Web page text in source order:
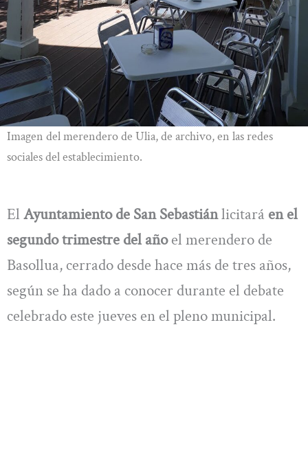
Imagen del merendero de Ulia, de archivo, en las redes
sociales del establecimiento.
El Ayuntamiento de San Sebastiánlicitará en el
segundo trimestre del añoel merendero de
Basollua, cerrado desde hace más de tres años,
según se ha dado a conocer durante el debate
celebrado este jueves en el pleno municipal.